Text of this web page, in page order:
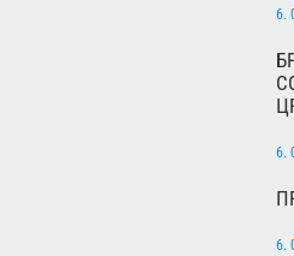
6.
6.
6.